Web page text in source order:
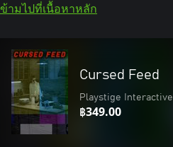
ข้ามไปที่เนื้อหาหลัก
Cursed Feed
Playstige Interactive
฿349.00